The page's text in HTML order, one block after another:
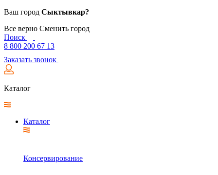
Ваш город Сыктывкар?
Все верно Сменить город
Поиск
8 800 200 67 13
Заказать звонок
Каталог
Каталог
Консервирование